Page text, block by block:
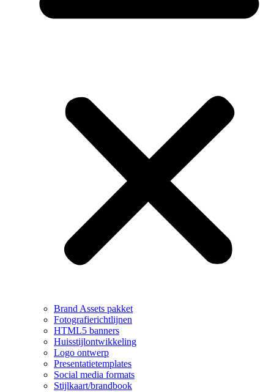
Brand Assets pakket
Fotografierichtlijnen
HTML5 banners
Huisstijlontwikkeling
Logo ontwerp
Presentatietemplates
Social media formats
Stijlkaart/brandbook